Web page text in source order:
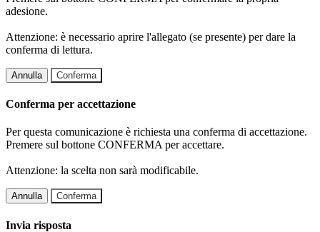
adesione.
Attenzione: è necessario aprire l'allegato (se presente) per dare la
conferma di lettura.
Annulla Conferma
Conferma per accettazione
Per questa comunicazione è richiesta una conferma di accettazione.
Premere sul bottone CONFERMA per accettare.
Attenzione: la scelta non sarà modificabile.
Annulla Conferma
Invia risposta